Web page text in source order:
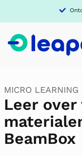
MICRO LEARNING
Leer
BeamBox